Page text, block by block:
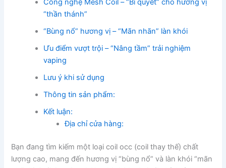
Công nghệ Mesh Coil – “Bí quyết” cho hương vị
“thần thánh”
“Bùng nổ” hương vị – “Mãn nhãn” làn khói
Ưu điểm vượt trội – “Nâng tầm” trải nghiệm
vaping
Lưu ý khi sử dụng
Thông tin sản phẩm:
Kết luận:
Địa chỉ cửa hàng:
Bạn đang tìm kiếm một loại coil occ (coil thay thế) chất
lượng cao, mang đến hương vị “bùng nổ” và làn khói “mãn